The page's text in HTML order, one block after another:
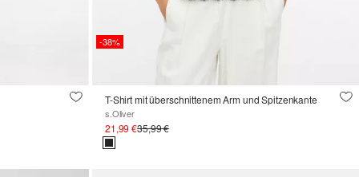
-38%
T-Shirt mit überschnittenem Arm und Spitzenkante
s.Oliver
21,99 €35,99 €